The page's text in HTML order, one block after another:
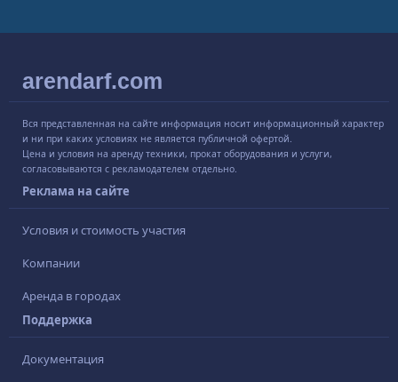
arendarf.com
Вся представленная на сайте информация носит информационный характер
и ни при каких условиях не является публичной офертой.
Цена и условия на аренду техники, прокат оборудования и услуги,
согласовываются с рекламодателем отдельно.
Реклама на сайте
Условия и стоимость участия
Компании
Аренда в городах
Поддержка
Документация